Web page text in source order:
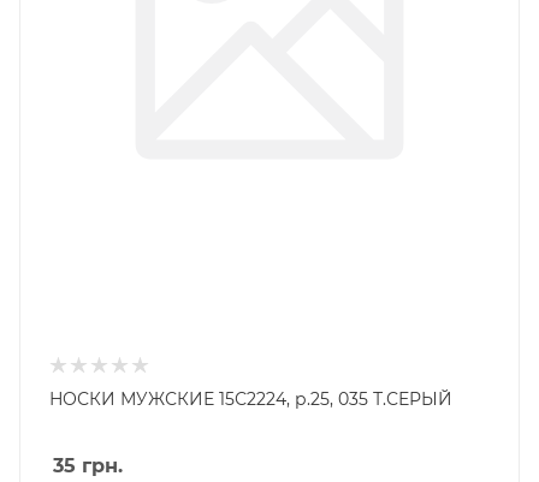
НОСКИ МУЖСКИЕ 15С2224, р.25, 035 Т.СЕРЫЙ
35 грн.